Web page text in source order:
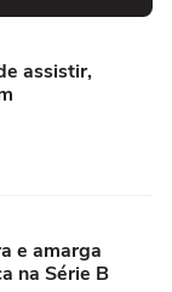
assistir,
e amarga
na Série B